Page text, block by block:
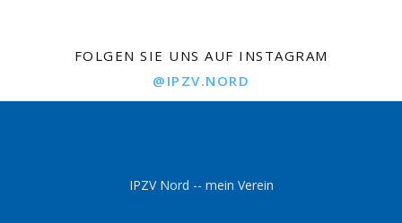
FOLGEN SIE UNS AUF INSTAGRAM
@IPZV.NORD
IPZV Nord -- mein Verein